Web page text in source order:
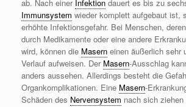
ab. Nach einer Infektion dauert es bis zu
Immunsystem wieder komplett aufgebaut ist,
erhöhte Infektionsgefahr. Bei Menschen, deren
durch Medikamente oder eine andere
wird, können die Masern einen äußerlich sehr
Verlauf aufweisen. Der Masern-Ausschlag
anders aussehen. Allerdings besteht die
Organkomplikationen. Eine Masern-
Schäden des Nervensystem nach sich